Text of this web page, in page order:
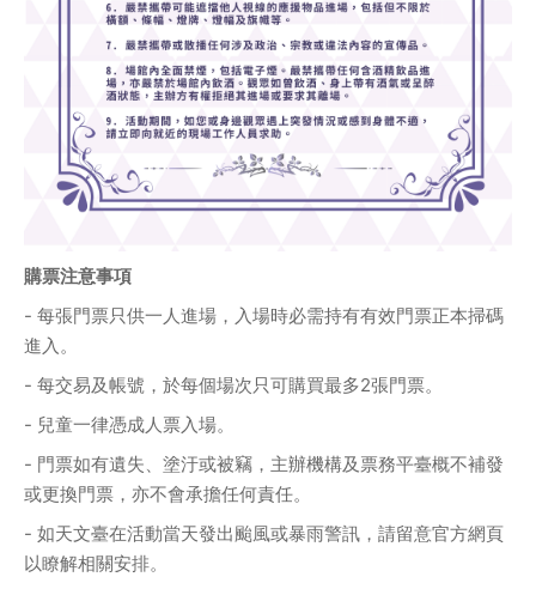
購票注意事項
- 每張門票只供一人進場，入場時必需持有有效門票正本掃碼
進入。
- 每交易及帳號，於每個場次只可購買最多2張門票。
- 兒童一律憑成人票入場。
- 門票如有遺失、塗汙或被竊，主辦機構及票務平臺概不補發
或更換門票，亦不會承擔任何責任。
- 如天文臺在活動當天發出颱風或暴雨警訊，請留意官方網頁
以瞭解相關安排。